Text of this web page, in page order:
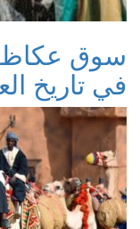
سوق
في تاريخ